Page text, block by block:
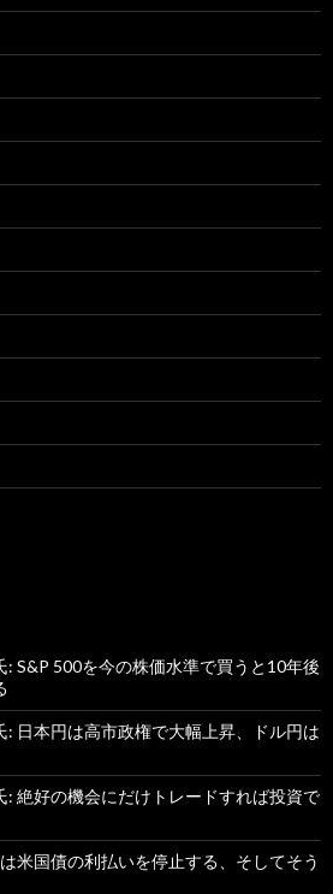
S&P 500を今の株価水準で買うと10年後
日本円は高市政権で大幅上昇、ドル円は
: 絶好の機会にだけトレードすれば投資で
米国債の利払いを停止する、そしてそう